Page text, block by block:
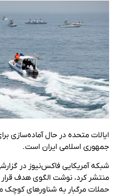
ایالات متحده در حال آماده‌سازی
جمهوری اسلامی ایران است.
منتشر کرد، نوشت الگوی هدف
حملات مرگبار به شناورهای کوچک